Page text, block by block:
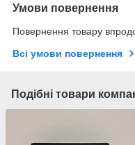
Умови повернення
Повернення товару
Всі умови повернення
Подібні товари